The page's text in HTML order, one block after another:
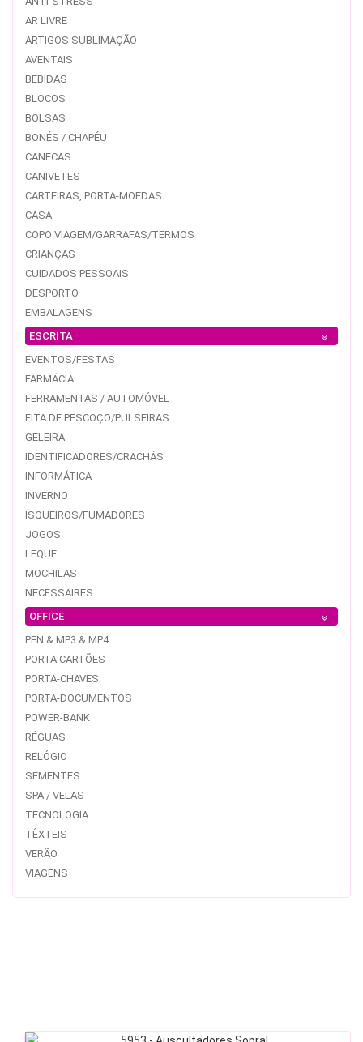
AR LIVRE
ARTIGOS SUBLIMAÇÃO
AVENTAIS
BEBIDAS
BLOCOS
BOLSAS
BONÉS / CHAPÉU
CANECAS
CANIVETES
CARTEIRAS, PORTA-MOEDAS
CASA
COPO VIAGEM/GARRAFAS/TERMOS
CRIANÇAS
CUIDADOS PESSOAIS
DESPORTO
EMBALAGENS
ESCRITA
EVENTOS/FESTAS
FARMÁCIA
FERRAMENTAS / AUTOMÓVEL
FITA DE PESCOÇO/PULSEIRAS
GELEIRA
IDENTIFICADORES/CRACHÁS
INFORMÁTICA
INVERNO
ISQUEIROS/FUMADORES
JOGOS
LEQUE
MOCHILAS
NECESSAIRES
OFFICE
PEN & MP3 & MP4
PORTA CARTÕES
PORTA-CHAVES
PORTA-DOCUMENTOS
POWER-BANK
RÉGUAS
RELÓGIO
SEMENTES
SPA / VELAS
TECNOLOGIA
TÊXTEIS
VERÃO
VIAGENS